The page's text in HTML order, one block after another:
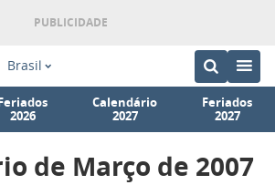
Brasil
2026
Calendário
2027
Feriados
2027
de Março de 2007